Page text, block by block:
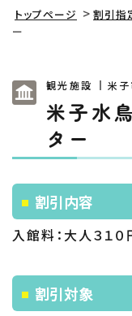
トップページ 割引指
ー
観光施設 米子
米子水
ター
割引内容
入館料：大人３１
割引対象